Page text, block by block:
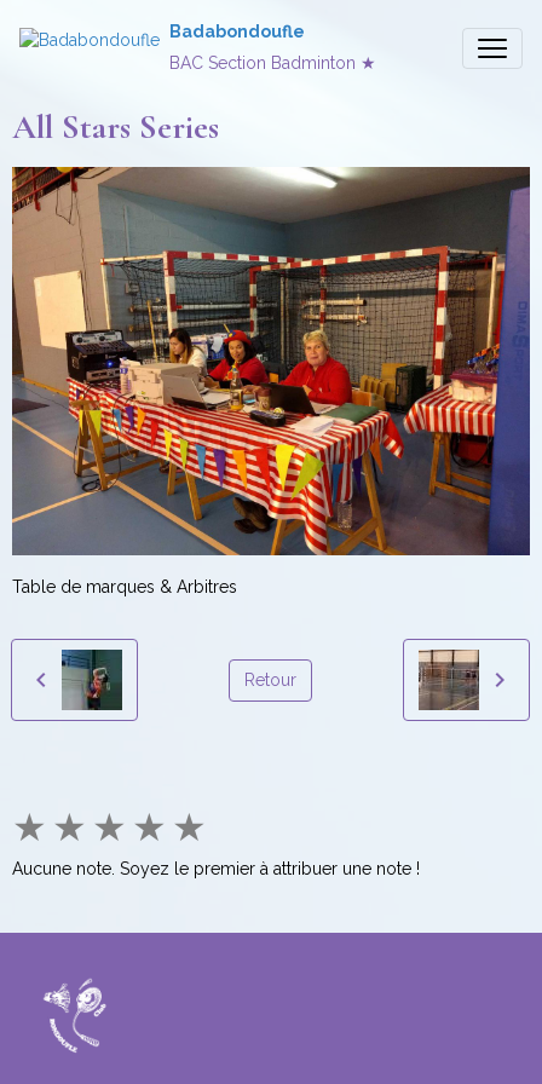
Badabondoufle
BAC Section Badminton ★
All Stars Series
Table de marques & Arbitres
Retour
★ ★ ★ ★ ★
Aucune note. Soyez le premier à attribuer une note !